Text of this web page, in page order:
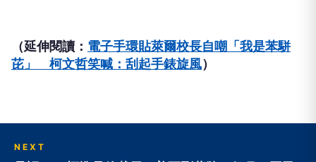
（延伸閱讀： 電子手環貼萊爾校長自嘲「我是苯駢
芘」 柯文哲笑喊：刮起手錶旋風）
NEXT